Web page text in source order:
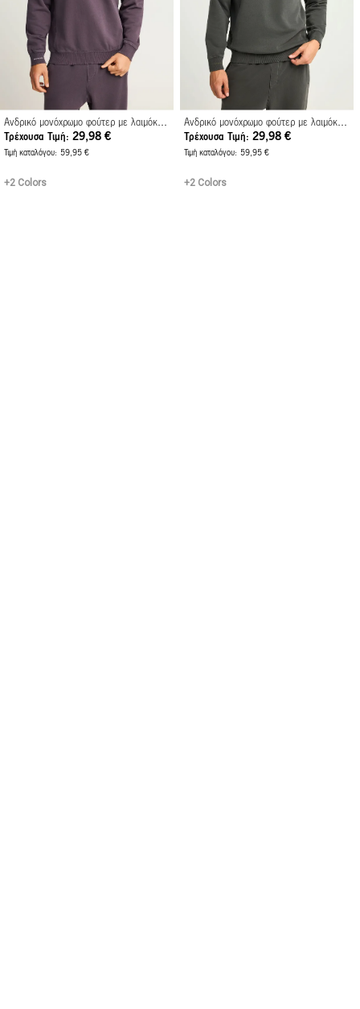
Τρέχουσα Τιμή
29,98 €
Τιμή καταλόγου 59,95 €
+2 Colors
Τρέχουσα Τιμή
29,98 €
Τιμή καταλόγου 59,95 €
+2 Colors